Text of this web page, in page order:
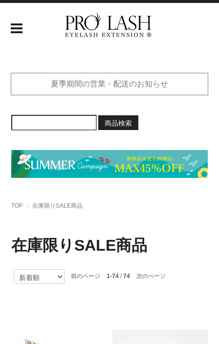
夏季期間の営業・配送のお知らせ
商品検索
TOP 在庫限りSALE商品
在庫限りSALE商品
前のページ 1-74 /74 次のページ